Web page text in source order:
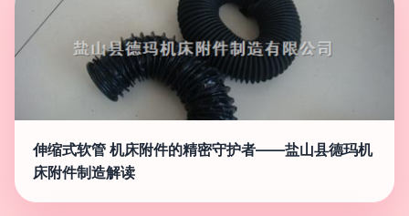
伸缩式软管 机床附件的精密守护者——盐山县德玛机
床附件制造解读